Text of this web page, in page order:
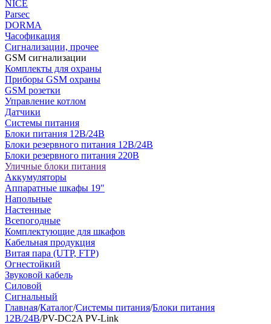
NICE
Parsec
DORMA
Часофикация
Сигнализации, прочее
GSM сигнализации
Комплекты для охраны
Приборы GSM охраны
GSM розетки
Управление котлом
Датчики
Системы питания
Блоки питания 12В/24В
Блоки резервного питания 12В/24В
Блоки резервного питания 220В
Уличные блоки питания
Аккумуляторы
Аппаратные шкафы 19"
Напольные
Настенные
Всепогодные
Комплектующие для шкафов
Кабельная продукция
Витая пара (UTP, FTP)
Огнестойкий
Звуковой кабель
Силовой
Сигнальный
Главная/Каталог/Системы питания/Блоки питания
12В/24В/PV-DC2A PV-Link